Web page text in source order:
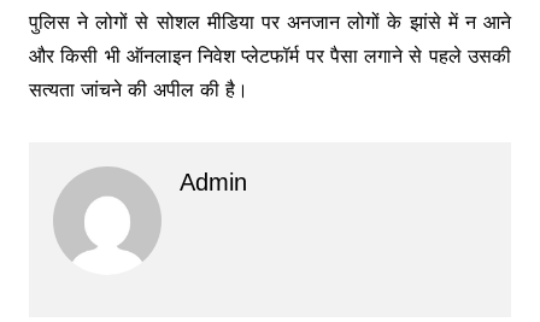
पुलिस ने लोगों से सोशल मीडिया पर अनजान लोगों के झांसे में न आने
और किसी भी ऑनलाइन निवेश प्लेटफॉर्म पर पैसा लगाने से पहले उसकी
सत्यता जांचने की अपील की है।
Admin